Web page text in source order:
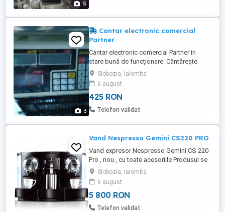
5
3
Cantar electronic comercial
Partner
Cantar electronic comercial Partner in
stare bună de funcționare. Cântărește
maxim 16 kg.
Slobozia, Ialomita
6 august
425 RON
Telefon validat
Vand Nespresso Gemini CS220 PRO
Vand expresor Nespresso Gemini CS 220
Pro , nou , cu toate acesoriile Produsul se
predare personal.
Slobozia, Ialomita
6 august
5 800 RON
Telefon validat